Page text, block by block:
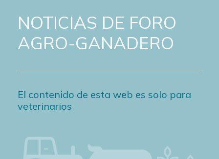
NOTICIAS DE FORO
AGRO-GANADERO
El contenido de esta web es solo para
veterinarios